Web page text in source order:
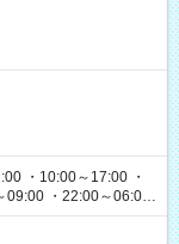
・10:00～17:00 ・
09:00 ・22:00～06:00